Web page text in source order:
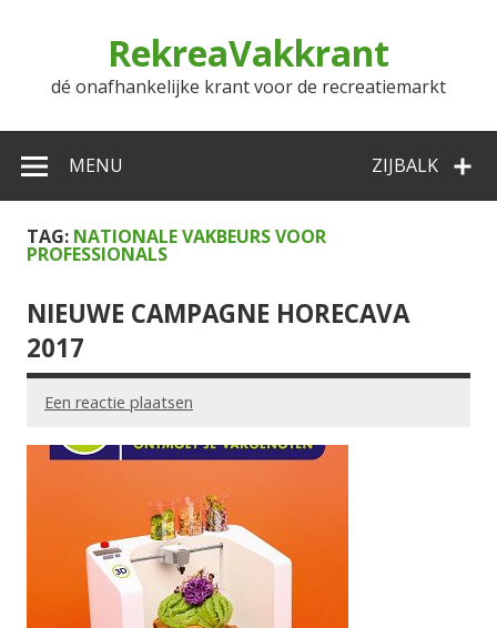
RekreaVakkrant
dé onafhankelijke krant voor de recreatiemarkt
ZIJBALK
MENU
TAG: NATIONALE VAKBEURS VOOR
PROFESSIONALS
NIEUWE CAMPAGNE HORECAVA
2017
Een reactie plaatsen